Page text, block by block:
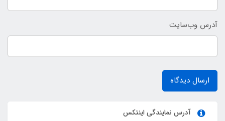
آدرس وب‌سایت
ارسال دیدگاه
آدرس نمایندگی اینتکس